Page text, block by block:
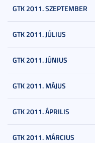
GTK 2011. SZEPTEMBER
GTK 2011. JÚLIUS
GTK 2011. JÚNIUS
GTK 2011. MÁJUS
GTK 2011. ÁPRILIS
GTK 2011. MÁRCIUS